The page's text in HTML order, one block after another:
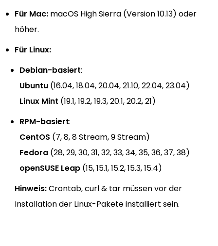
Für Mac: macOS High Sierra (Version 10.13) oder
höher.
Für Linux:
Debian-basiert:
Ubuntu (16.04, 18.04, 20.04, 21.10, 22.04, 23.04)
Linux Mint (19.1, 19.2, 19.3, 20.1, 20.2, 21)
RPM-basiert:
CentOS (7, 8, 8 Stream, 9 Stream)
Fedora (28, 29, 30, 31, 32, 33, 34, 35, 36, 37, 38)
openSUSE Leap (15, 15.1, 15.2, 15.3, 15.4)
Hinweis:Crontab, curl & tar müssen vor der
Installation der Linux-Pakete installiert sein.